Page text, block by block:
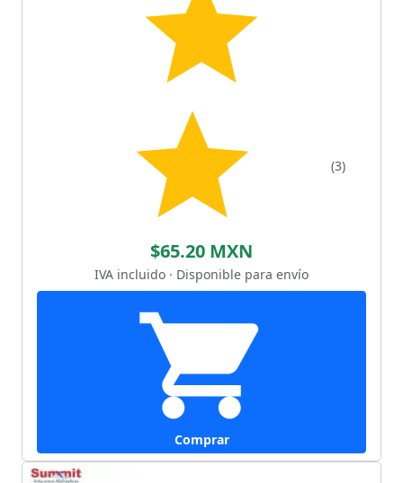
(3)
$65.20 MXN
IVA incluido · Disponible para envío
Comprar